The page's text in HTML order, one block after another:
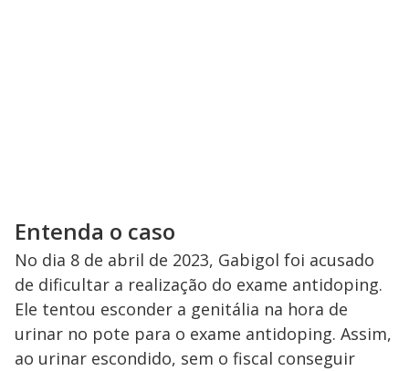
Entenda o caso
No dia 8 de abril de 2023, Gabigol foi acusado
de dificultar a realização do exame antidoping.
Ele tentou esconder a genitália na hora de
urinar no pote para o exame antidoping. Assim,
ao urinar escondido, sem o fiscal conseguir